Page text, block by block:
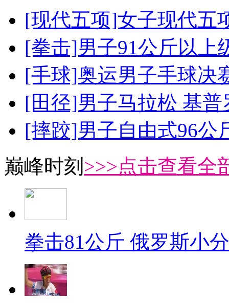
[现代五项]女子现代五
[拳击]男子91公斤以上
[手球]奥运男子手球决
[田径]男子马拉松 基
[摔跤]男子自由式96公
巅峰时刻 >>>点击查看全
拳击81公斤 俄罗斯小